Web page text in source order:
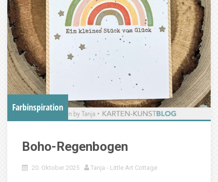
Farbinspiration
Boho-Regenbogen
20. Oktober 2025 Tanja - Little Art Cottage